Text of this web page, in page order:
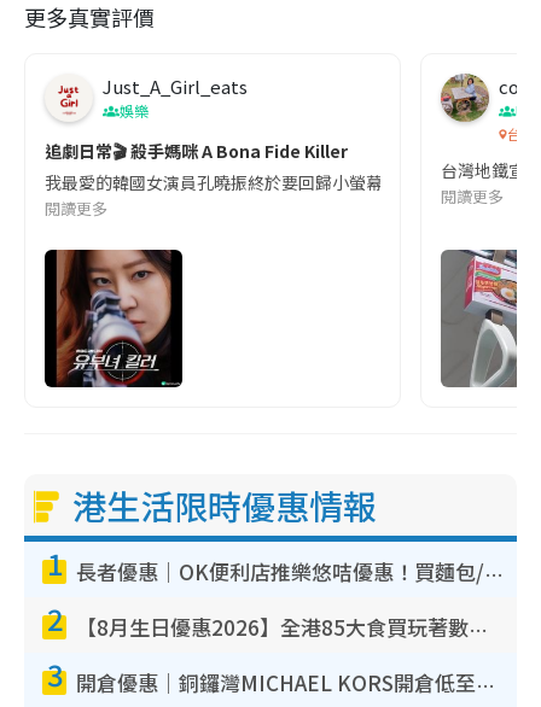
更多真實評價
Just_A_Girl_eats
娛樂
追劇日常🎬 殺手媽咪 A Bona Fide Killer
我最愛的韓國女演員孔曉振終於要回歸小螢幕啦!這次的劇本改編
閱讀更多
co
吹
台灣
台灣地鐵宣
閱讀更多
港生活限時優惠情報
1 長者優惠｜OK便利店推樂悠咭優惠！買麵包/牛奶/保健品拍卡即減
2 【8月生日優惠2026】全港85大食買玩著數攻略 自助餐/火鍋放題同行免費＋誠品/DONKI送現金券
3 開倉優惠｜銅鑼灣MICHAEL KORS開倉低至17折！直擊$500起買手袋/銀包/鞋款 必買經典Jet Set系列